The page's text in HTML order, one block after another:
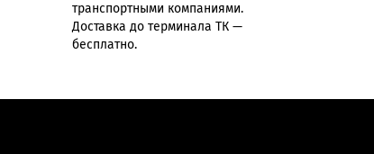
транспортными компаниями.
Доставка до терминала ТК —
бесплатно.